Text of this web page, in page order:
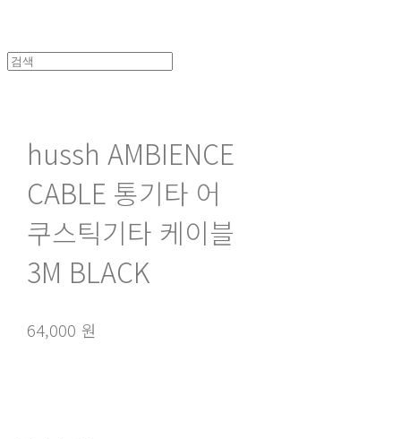
hussh AMBIENCE
CABLE 통기타 어
쿠스틱기타 케이블
3M BLACK
64,000 원